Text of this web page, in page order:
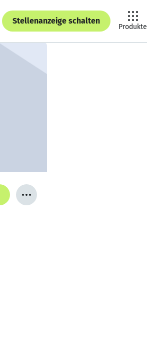
Stellenanzeige schalten
Produkte